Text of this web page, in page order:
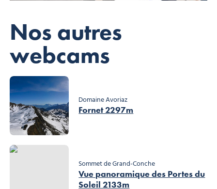
Nos autres
webcams
Domaine Avoriaz
Fornet 2297m
Sommet de Grand-Conche
Vue panoramique des Portes du
Soleil 2133m